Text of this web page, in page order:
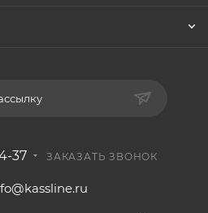
37 ЗАКАЗАТЬ ЗВОНОК